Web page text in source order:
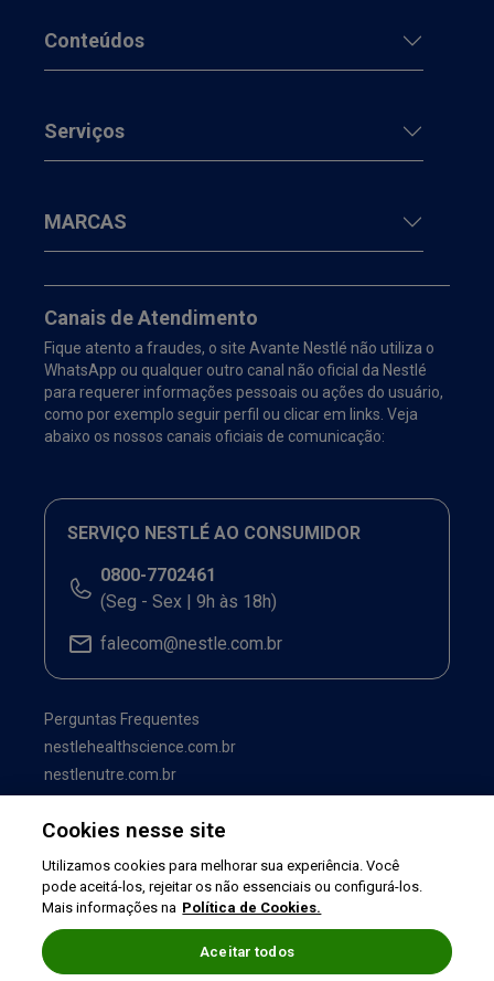
Conteúdos
Serviços
MARCAS
Canais de Atendimento
Fique atento a fraudes, o site Avante Nestlé não utiliza o
WhatsApp ou qualquer outro canal não oficial da Nestlé
para requerer informações pessoais ou ações do usuário,
como por exemplo seguir perfil ou clicar em links. Veja
abaixo os nossos canais oficiais de comunicação:
SERVIÇO NESTLÉ AO CONSUMIDOR
0800-7702461
(Seg - Sex | 9h às 18h)
falecom@nestle.com.br
Perguntas Frequentes
nestlehealthscience.com.br
nestlenutre.com.br
Cookies nesse site
Utilizamos cookies para melhorar sua experiência. Você
pode aceitá-los, rejeitar os não essenciais ou configurá-los.
Mais informações na Política de Cookies.
Aceitar todos